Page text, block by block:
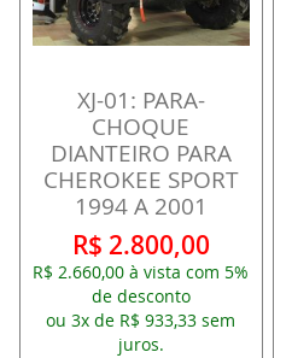
XJ-01: PARA-
CHOQUE
DIANTEIRO PARA
CHEROKEE SPORT
1994 A 2001
R$ 2.800,00
R$ 2.660,00 à vista com 5%
de desconto
ou 3x de R$ 933,33 sem
juros.